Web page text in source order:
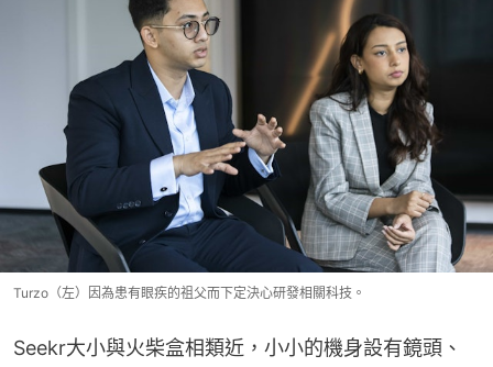
Turzo（左）因為患有眼疾的祖父而下定決心研發相關科技。
Seekr大小與火柴盒相類近，小小的機身設有鏡頭、